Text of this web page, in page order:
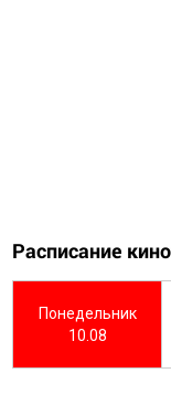
Расписание
Понедельник
10.08